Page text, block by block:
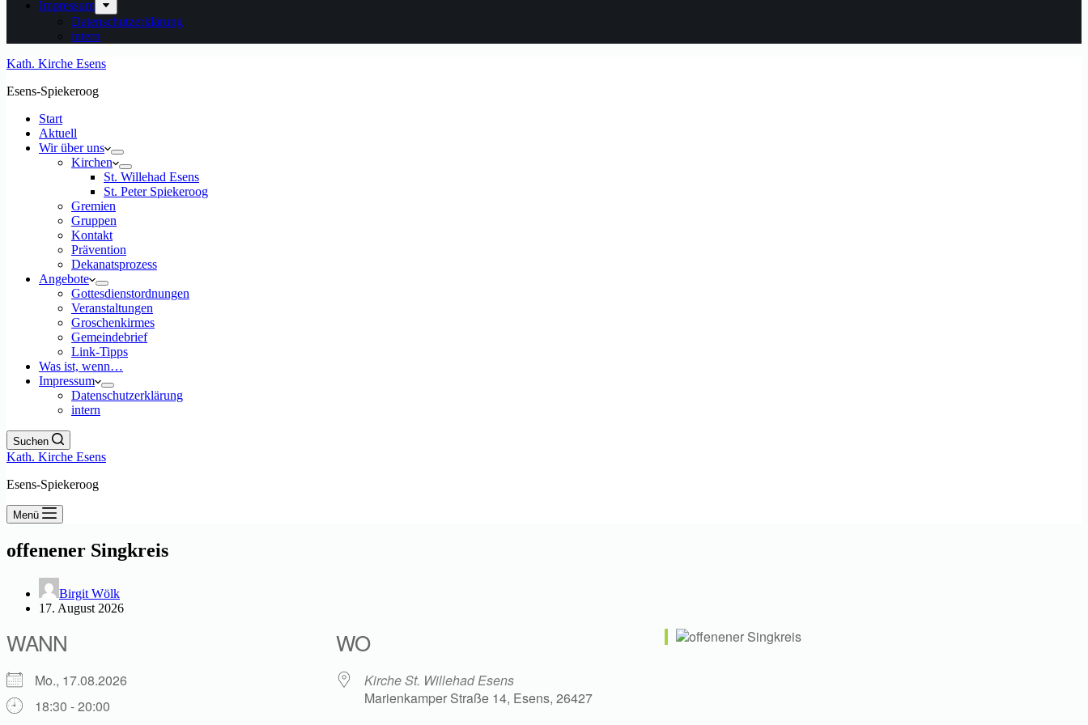
Impressum
Datenschutzerklärung
intern
Kath. Kirche Esens
Esens-Spiekeroog
Start
Aktuell
Wir über uns
Kirchen
St. Willehad Esens
St. Peter Spiekeroog
Gremien
Gruppen
Kontakt
Prävention
Dekanatsprozess
Angebote
Gottesdienstordnungen
Veranstaltungen
Groschenkirmes
Gemeindebrief
Link-Tipps
Was ist, wenn…
Impressum
Datenschutzerklärung
intern
Suchen
Kath. Kirche Esens
Esens-Spiekeroog
Menü
offenener Singkreis
Birgit Wölk
17. August 2026
WANN
Mo., 17.08.2026
18:30 - 20:00
WO
Kirche St. Willehad Esens
Marienkamper Straße 14, Esens, 26427